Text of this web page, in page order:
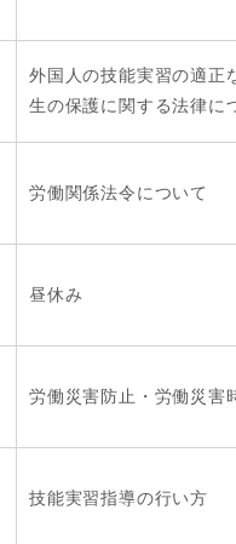
外国人の技能実習の適正
生の保護に関する法律に
労働関係法令について
昼休み
労働災害防止・労働災害
技能実習指導の行い方